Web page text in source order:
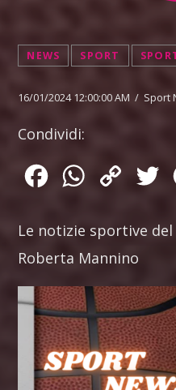
NEWS SPORT
16/01/2024 12:00:00 AM / Sport
Condividi:
FacebookWhatsApp
Copy
Le notizie sportive
Roberta Mannino